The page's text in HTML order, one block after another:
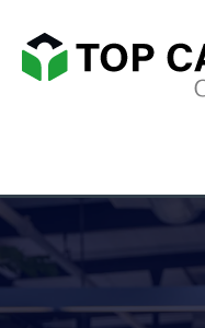
Inhalt
springen